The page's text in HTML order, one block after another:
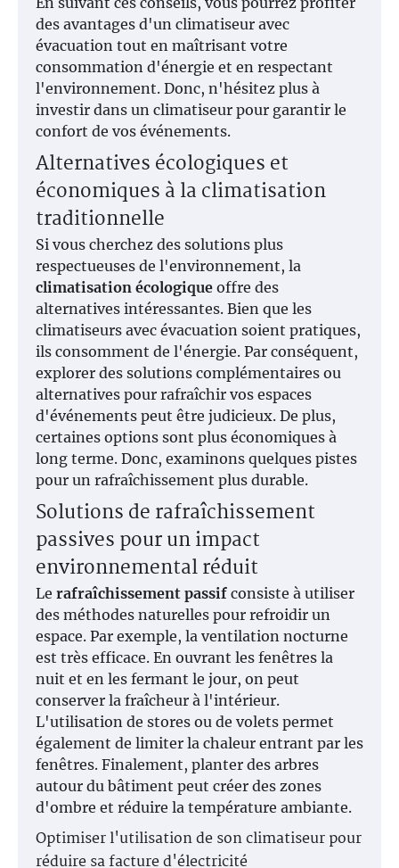
des avantages d'un climatiseur avec
évacuation tout en maîtrisant votre
consommation d'énergie et en respectant
l'environnement. Donc, n'hésitez plus à
investir dans un climatiseur pour garantir le
confort de vos événements.
Alternatives écologiques et
économiques à la climatisation
traditionnelle
Si vous cherchez des solutions plus
respectueuses de l'environnement, la
climatisation écologique offre des
alternatives intéressantes. Bien que les
climatiseurs avec évacuation soient pratiques,
ils consomment de l'énergie. Par conséquent,
explorer des solutions complémentaires ou
alternatives pour rafraîchir vos espaces
d'événements peut être judicieux. De plus,
certaines options sont plus économiques à
long terme. Donc, examinons quelques pistes
pour un rafraîchissement plus durable.
Solutions de rafraîchissement
passives pour un impact
environnemental réduit
Le rafraîchissement passif consiste à utiliser
des méthodes naturelles pour refroidir un
espace. Par exemple, la ventilation nocturne
est très efficace. En ouvrant les fenêtres la
nuit et en les fermant le jour, on peut
conserver la fraîcheur à l'intérieur.
L'utilisation de stores ou de volets permet
également de limiter la chaleur entrant par les
fenêtres. Finalement, planter des arbres
autour du bâtiment peut créer des zones
d'ombre et réduire la température ambiante.
Optimiser l'utilisation de son climatiseur pour
réduire sa facture d'électricité